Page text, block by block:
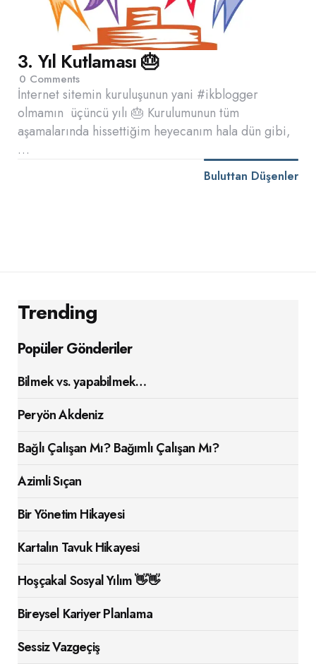
3. Yıl Kutlaması 🎂
0 Comments
İnternet sitemin kuruluşunun yani #ikblogger
olmamın üçüncü yılı 🎂 Kurulumunun tüm
aşamalarında hissettiğim heyecanım hala dün gibi,
…
Buluttan Düşenler
Trending
Popüler Gönderiler
Bilmek vs. yapabilmek…
Peryön Akdeniz
Bağlı Çalışan Mı? Bağımlı Çalışan Mı?
Azimli Sıçan
Bir Yönetim Hikayesi
Kartalın Tavuk Hikayesi
Hoşçakal Sosyal Yılım 👋👋
Bireysel Kariyer Planlama
Sessiz Vazgeçiş